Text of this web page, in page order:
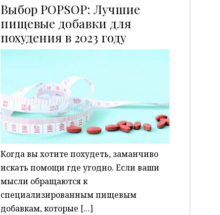
Выбор POPSOP: Лучшие
пищевые добавки для
похудения в 2023 году
P
Когда вы хотите похудеть, заманчиво
искать помощи где угодно. Если ваши
мысли обращаются к
специализированным пищевым
добавкам, которые […]